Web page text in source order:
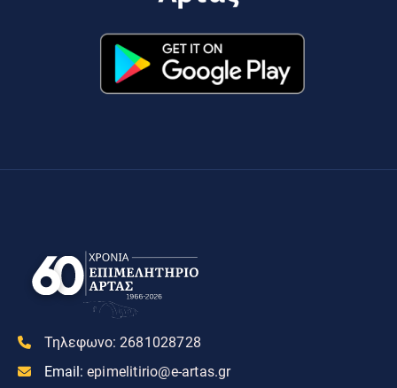
Τηλεφωνο: 2681028728
Email: epimelitirio@e-artas.gr